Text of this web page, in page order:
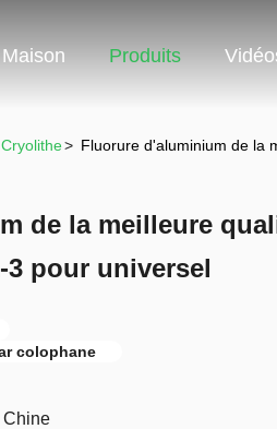
Produits
> Fluorure d'aluminium de la
de la meilleure
3 pour universel
colophane
Chine